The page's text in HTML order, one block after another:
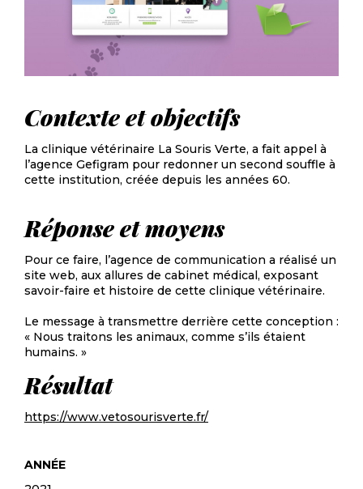
Contexte et objectifs
La clinique vétérinaire La Souris Verte, a fait appel à
l’agence Gefigram pour redonner un second souffle à
cette institution, créée depuis les années 60.
Réponse et moyens
Pour ce faire, l’agence de communication a réalisé un
site web, aux allures de cabinet médical, exposant
savoir-faire et histoire de cette clinique vétérinaire.
Le message à transmettre derrière cette conception :
« Nous traitons les animaux, comme s’ils étaient
humains. »
Résultat
https://www.vetosourisverte.fr/
ANNÉE